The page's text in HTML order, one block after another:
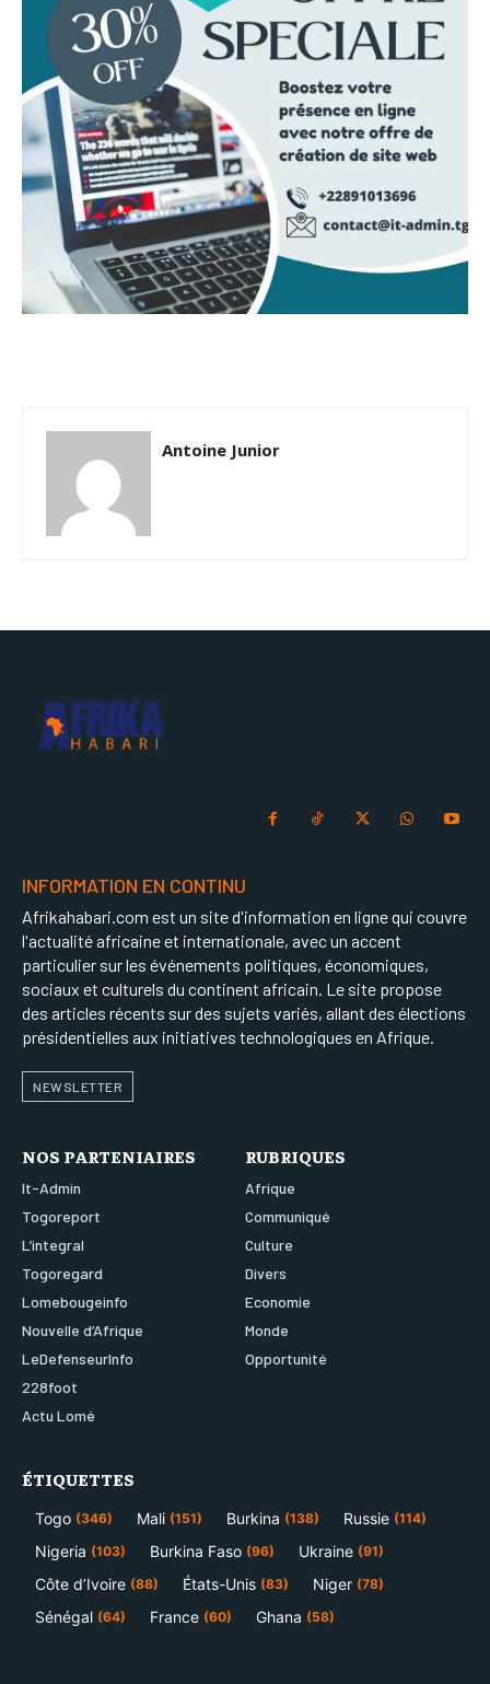
Antoine Junior
INFORMATION EN CONTINU
Afrikahabari.com est un site d'information en ligne qui couvre
l'actualité africaine et internationale, avec un accent
particulier sur les événements politiques, économiques,
sociaux et culturels du continent africain. Le site propose
des articles récents sur des sujets variés, allant des élections
présidentielles aux initiatives technologiques en Afrique.
NEWSLETTER
NOS PARTENIAIRES
It-Admin
Togoreport
L’integral
Togoregard
Lomebougeinfo
Nouvelle d’Afrique
LeDefenseurInfo
228foot
Actu Lomé
RUBRIQUES
Afrique
Communiqué
Culture
Divers
Economie
Monde
Opportunité
ÉTIQUETTES
Togo (346) Mali (151) Burkina (138) Russie (114)
Nigeria (103) Burkina Faso (96) Ukraine (91)
Côte d’Ivoire (88) États-Unis (83) Niger (78)
Sénégal (64) France (60) Ghana (58)